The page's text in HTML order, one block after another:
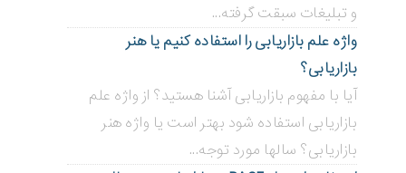
و تبلیغات سبقت گرفته...
واژه علم بازاریابی را استفاده کنیم یا هنر
بازاریابی؟
آیا با مفهوم بازاریابی آشنا هستید؟ از واژه علم
بازاریابی استفاده شود بهتر است یا واژه هنر
بازاریابی؟ سالها مورد توجه...